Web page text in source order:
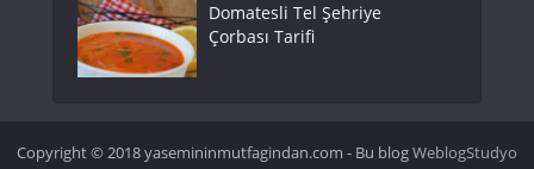
Domatesli Tel Şehriye
Çorbası Tarifi
Copyright © 2018 yasemininmutfagindan.com - Bu blogWeblogStudyo